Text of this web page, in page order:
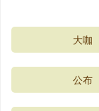
大咖
公布